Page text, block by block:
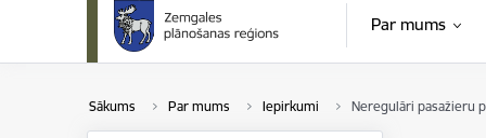
Par mums
Sākums Par mums Iepirkumi Neregulāri pasažieru